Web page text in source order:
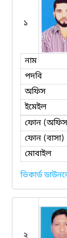
১
নাম
পদবি
অফিস
ইমেইল
ফোন
ফোন (বাসা)
মোবাইল
ভিকার্ড
২